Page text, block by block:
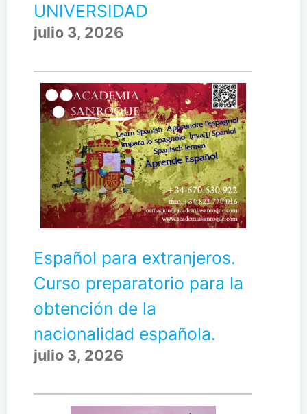
UNIVERSIDAD
julio 3, 2026
Español para extranjeros.
Curso preparatorio para la
obtención de la
nacionalidad española.
julio 3, 2026